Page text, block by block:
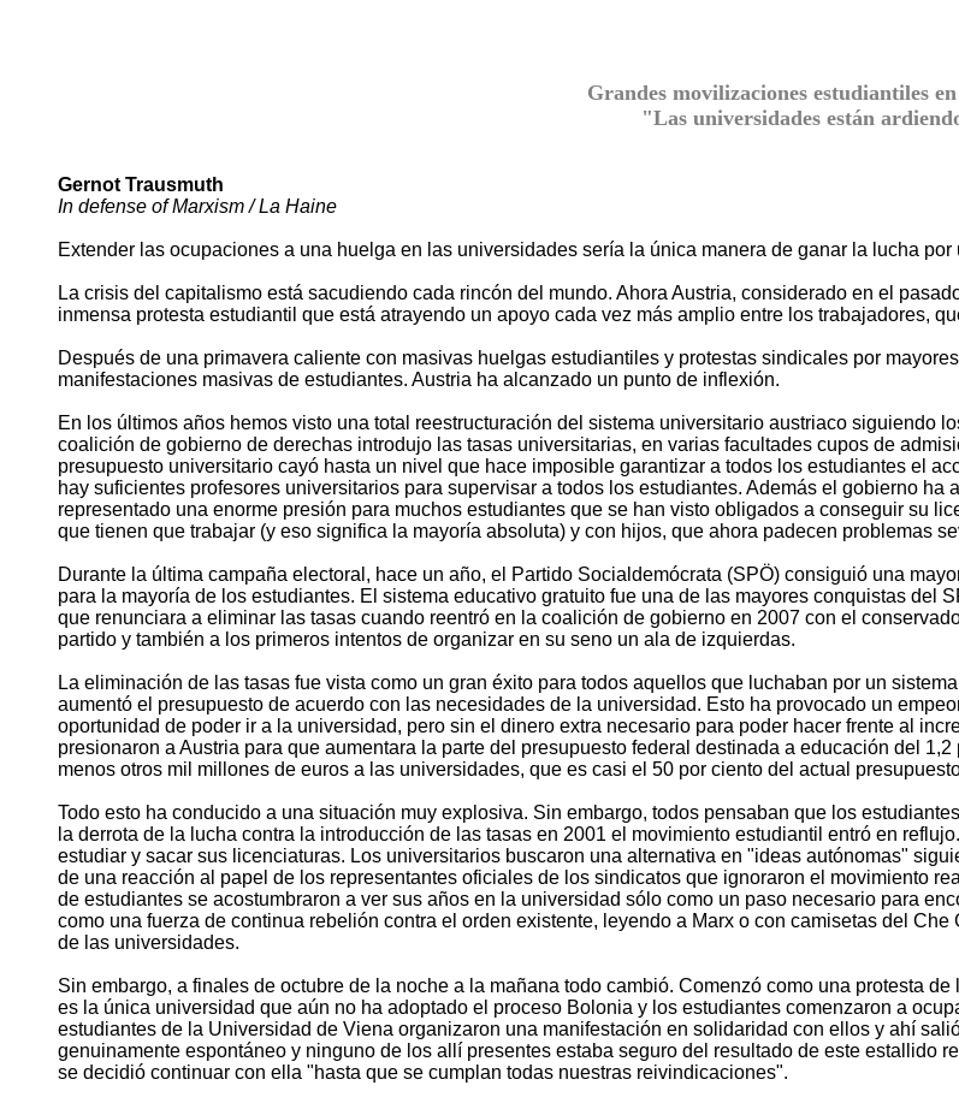
Grandes movilizaciones estudiantiles
"Las universidades están
Gernot Trausmuth
In defense of Marxism / La Haine
Extender las ocupaciones a una huelga en las universidades sería la única manera de ganar la lucha
La crisis del capitalismo está sacudiendo cada rincón del mundo. Ahora Austria, considerado en el
inmensa protesta estudiantil que está atrayendo un apoyo cada vez más amplio entre los trabajadores,
Después de una primavera caliente con masivas huelgas estudiantiles y protestas sindicales por
manifestaciones masivas de estudiantes. Austria ha alcanzado un punto de inflexión.
En los últimos años hemos visto una total reestructuración del sistema universitario austriaco
coalición de gobierno de derechas introdujo las tasas universitarias, en varias facultades cupos de
presupuesto universitario cayó hasta un nivel que hace imposible garantizar a todos los estudiantes el
hay suficientes profesores universitarios para supervisar a todos los estudiantes. Además el gobierno
representado una enorme presión para muchos estudiantes que se han visto obligados a conseguir su
que tienen que trabajar (y eso significa la mayoría absoluta) y con hijos, que ahora padecen problemas
Durante la última campaña electoral, hace un año, el Partido Socialdemócrata (SPÖ) consiguió una
para la mayoría de los estudiantes. El sistema educativo gratuito fue una de las mayores conquistas del
que renunciara a eliminar las tasas cuando reentró en la coalición de gobierno en 2007 con el
partido y también a los primeros intentos de organizar en su seno un ala de izquierdas.
La eliminación de las tasas fue vista como un gran éxito para todos aquellos que luchaban por un
aumentó el presupuesto de acuerdo con las necesidades de la universidad. Esto ha provocado un
oportunidad de poder ir a la universidad, pero sin el dinero extra necesario para poder hacer frente al
presionaron a Austria para que aumentara la parte del presupuesto federal destinada a educación del
menos otros mil millones de euros a las universidades, que es casi el 50 por ciento del actual
Todo esto ha conducido a una situación muy explosiva. Sin embargo, todos pensaban que los
la derrota de la lucha contra la introducción de las tasas en 2001 el movimiento estudiantil entró en
estudiar y sacar sus licenciaturas. Los universitarios buscaron una alternativa en "ideas autónomas"
de una reacción al papel de los representantes oficiales de los sindicatos que ignoraron el movimiento
de estudiantes se acostumbraron a ver sus años en la universidad sólo como un paso necesario para
como una fuerza de continua rebelión contra el orden existente, leyendo a Marx o con camisetas del
de las universidades.
Sin embargo, a finales de octubre de la noche a la mañana todo cambió. Comenzó como una protesta
es la única universidad que aún no ha adoptado el proceso Bolonia y los estudiantes comenzaron a
estudiantes de la Universidad de Viena organizaron una manifestación en solidaridad con ellos y ahí
genuinamente espontáneo y ninguno de los allí presentes estaba seguro del resultado de este estallido
se decidió continuar con ella "hasta que se cumplan todas nuestras reivindicaciones".